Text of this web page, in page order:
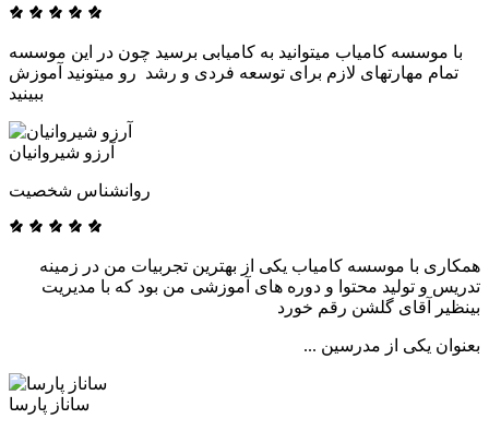
با موسسه کامیاب میتوانید به کامیابی برسید چون در این موسسه
تمام مهارتهای لازم برای توسعه فردی و رشد رو میتونید آموزش
ببینید
آرزو شیروانیان
روانشناس شخصیت
همکاری با موسسه کامیاب یکی از بهترین تجربیات من در زمینه
تدریس و تولید محتوا و دوره های آموزشی من بود که با مدیریت
بینظیر آقای گلشن رقم خورد
بعنوان یکی از مدرسین ...
ساناز پارسا